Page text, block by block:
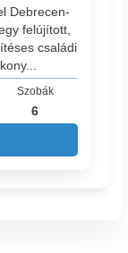
Debrecen-
felújított,
családi
Szobák
6